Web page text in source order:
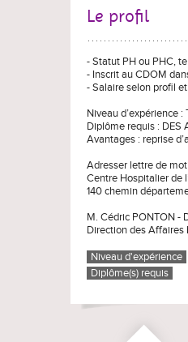
Le profil
- Statut PH ou PHC,
- Inscrit au CDOM
- Salaire selon profil
Niveau d’expérience :
Diplôme requis : DES
Avantages : reprise
Adresser lettre de
Centre Hospitalier de
140 chemin
M. Cédric PONTON -
Direction des Affaires
Niveau d'expérience
Diplôme(s) requis